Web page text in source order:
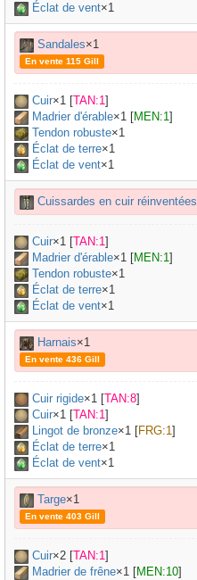
Éclat de vent×1
Sandales×1
En vente 115 Gill
Cuir×1 [TAN:1]
Madrier d'érable×1 [MEN:1]
Tendon robuste×1
Éclat de terre×1
Éclat de vent×1
Cuissardes en cuir réinventées
Cuir×1 [TAN:1]
Madrier d'érable×1 [MEN:1]
Tendon robuste×1
Éclat de terre×1
Éclat de vent×1
Harnais×1
En vente 436 Gill
Cuir rigide×1 [TAN:8]
Cuir×1 [TAN:1]
Lingot de bronze×1 [FRG:1]
Éclat de terre×1
Éclat de vent×1
Targe×1
En vente 403 Gill
Cuir×2 [TAN:1]
Madrier de frêne×1 [MEN:10]